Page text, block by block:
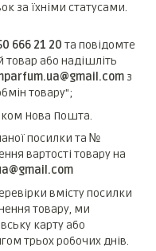
за їхніми статусами.
666 21 20 та повідомте
товар або надішліть
з
товару";
Нова Пошта.
посилки та №
вартості товару на
вмісту посилки
товару, ми
карту або
трьох робочих днів.